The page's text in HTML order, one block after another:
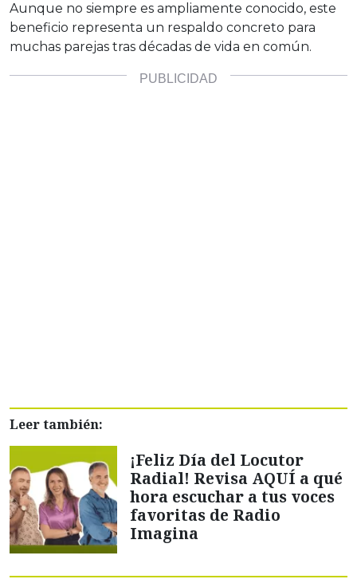
Aunque no siempre es ampliamente conocido, este
beneficio representa un respaldo concreto para
muchas parejas tras décadas de vida en común.
Leer también:
¡Feliz Día del Locutor
Radial! Revisa AQUÍ a qué
hora escuchar a tus voces
favoritas de Radio
Imagina